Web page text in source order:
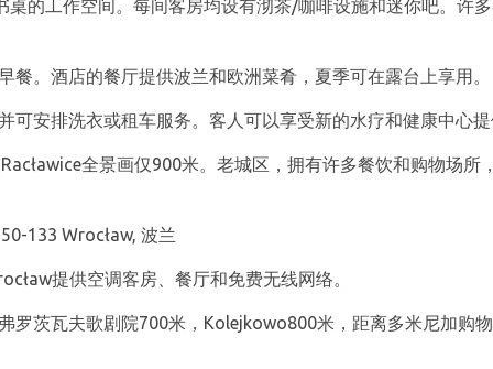
桌的工作空间。每间客房均设有沏茶/咖啡设施和迷你吧。许
餐。酒店的餐厅提供波兰和欧洲菜肴，夏季可在露台上享用。
可安排洗衣或租车服务。客人可以享受新的水疗和健康中心提
全景画仅900米。老城区，拥有许多餐饮和购物场所
133 Wrocław, 波兰
提供空调客房、餐厅和免费无线网络。
罗茨瓦夫歌剧院700米，Kolejkowo800米，距离多米尼加购